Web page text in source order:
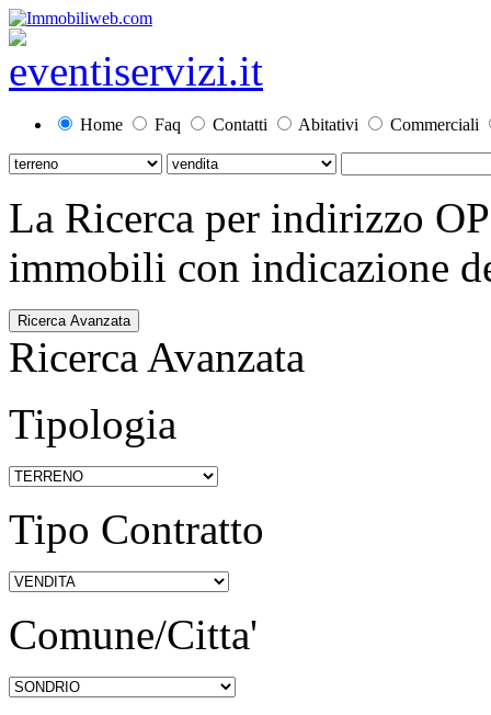
Home Faq Contatti Abitativi Commerciali
La Ricerca per indirizzo
immobili con indicazione
Ricerca Avanzata
Ricerca Avanzata
Tipologia
Tipo Contratto
Comune/Citta'